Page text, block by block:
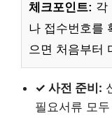
체크포인트: 각
나 접수번호를
으면 처음부터
✓ 사전 준비:
필요서류 모